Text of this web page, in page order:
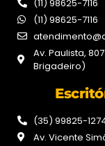
(11) 98625-7116
(11) 98625-7116
Av. Paulista,
Brigadeiro)
(35) 99825-
Av. Vicente